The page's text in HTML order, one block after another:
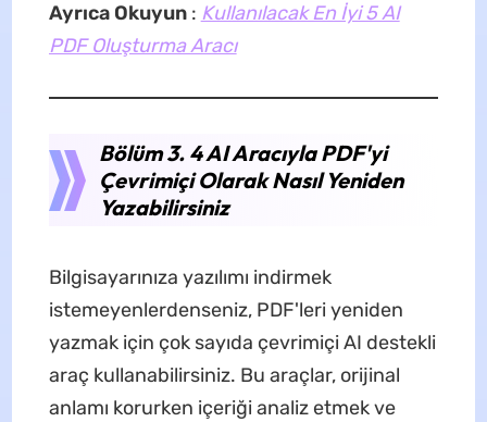
Ayrıca Okuyun: Kullanılacak En İyi 5 AI
PDF Oluşturma Aracı
Bölüm 3. 4 AI Aracıyla PDF'yi
Çevrimiçi Olarak Nasıl Yeniden
Yazabilirsiniz
Bilgisayarınıza yazılımı indirmek
istemeyenlerdenseniz, PDF'leri yeniden
yazmak için çok sayıda çevrimiçi AI destekli
araç kullanabilirsiniz. Bu araçlar, orijinal
anlamı korurken içeriği analiz etmek ve